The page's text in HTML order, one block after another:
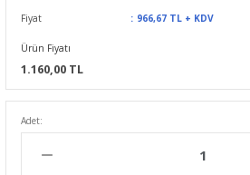
Fiyat
966,67 TL + KDV
Ürün Fiyatı
1.160,00 TL
Adet: